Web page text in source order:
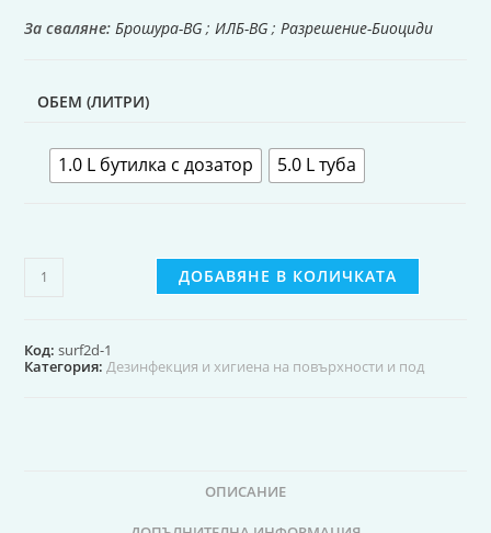
За сваляне: Брошура-BG ; ИЛБ-BG ; Разрешение-Биоциди
ОБЕМ (ЛИТРИ)
1.0 L бутилка с дозатор 5.0 L туба
ДОБАВЯНЕ В КОЛИЧКАТА
Код:surf2d-1
Категория:Дезинфекция и хигиена на повърхности и под
ОПИСАНИЕ